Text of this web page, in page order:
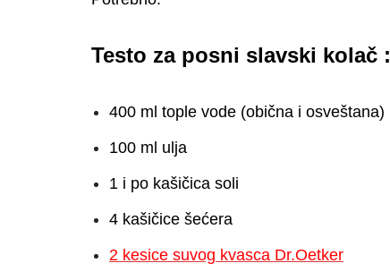
Testo za posni slavski kolač :
400 ml tople vode (obična i osveštana)
100 ml ulja
1 i po kašičica soli
4 kašičice šećera
2 kesice suvog kvasca Dr.Oetker